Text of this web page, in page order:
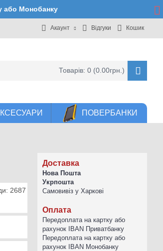
або Монобанку
Акаунт Відгуки Кошик
Товарів: 0 (0.00грн.)
ПОВЕРБАНКИ
Доставка
Нова Пошта
Укрпошта
Самовивіз у Харкові
Оплата
Передоплата на картку або
рахунок IBAN Приватбанку
Передоплата на картку або
рахунок IBAN Монобанку
2687